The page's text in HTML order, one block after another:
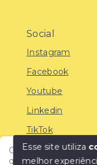
Olá! Encontre o
qualidade,
Social
Instagram
Facebook
Youtube
Linkedin
TikTok
Esse site utiliza
melhor